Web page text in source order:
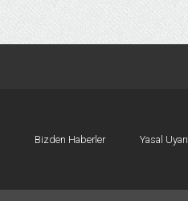
Bizden Haberler Yasal Uyarı